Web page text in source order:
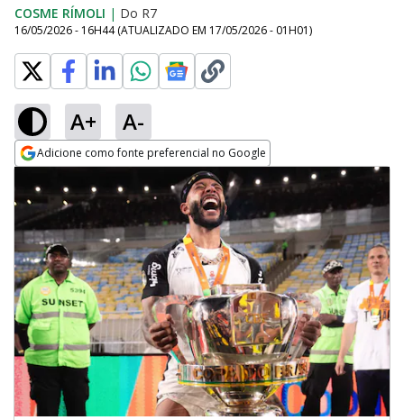
COSME RÍMOLI | Do R7
16/05/2026 - 16H44 (ATUALIZADO EM 17/05/2026 - 01H01)
A+ A-
Adicione como fonte preferencial no Google